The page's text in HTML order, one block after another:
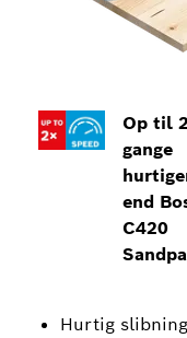
Op til 2
gange
end
C420
Hurtig